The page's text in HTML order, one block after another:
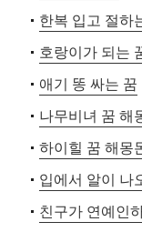
한복 입고 절하
호랑이가 되는
애기 똥 싸는 꿈
나무비녀 꿈 해
하이힐 꿈 해몽
입에서 알이 나
친구가 연예인